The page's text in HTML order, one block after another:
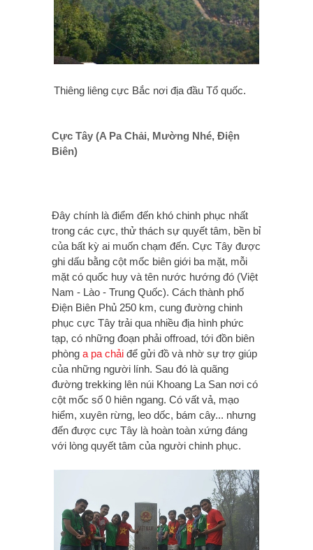
Thiêng liêng cực Bắc nơi địa đầu Tổ quốc.
Cực Tây (A Pa Chải, Mường Nhé, Điện
Biên)
Đây chính là điểm đến khó chinh phục nhất
trong các cực, thử thách sự quyết tâm, bền bỉ
của bất kỳ ai muốn chạm đến. Cực Tây được
ghi dấu bằng cột mốc biên giới ba mặt, mỗi
mặt có quốc huy và tên nước hướng đó (Việt
Nam - Lào - Trung Quốc). Cách thành phố
Điện Biên Phủ 250 km, cung đường chinh
phục cực Tây trải qua nhiều địa hình phức
tạp, có những đoạn phải offroad, tới đồn biên
phòng a pa chải để gửi đồ và nhờ sự trợ giúp
của những người lính. Sau đó là quãng
đường trekking lên núi Khoang La San nơi có
cột mốc số 0 hiên ngang. Có vất vả, mạo
hiểm, xuyên rừng, leo dốc, bám cây... nhưng
đến được cực Tây là hoàn toàn xứng đáng
với lòng quyết tâm của người chinh phục.